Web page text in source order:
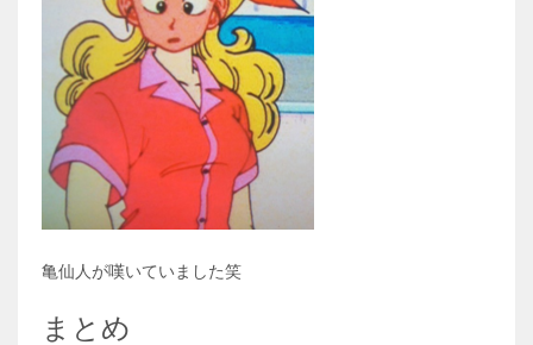
亀仙人が嘆いていました笑
まとめ